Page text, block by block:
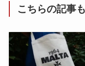
こちらの記事